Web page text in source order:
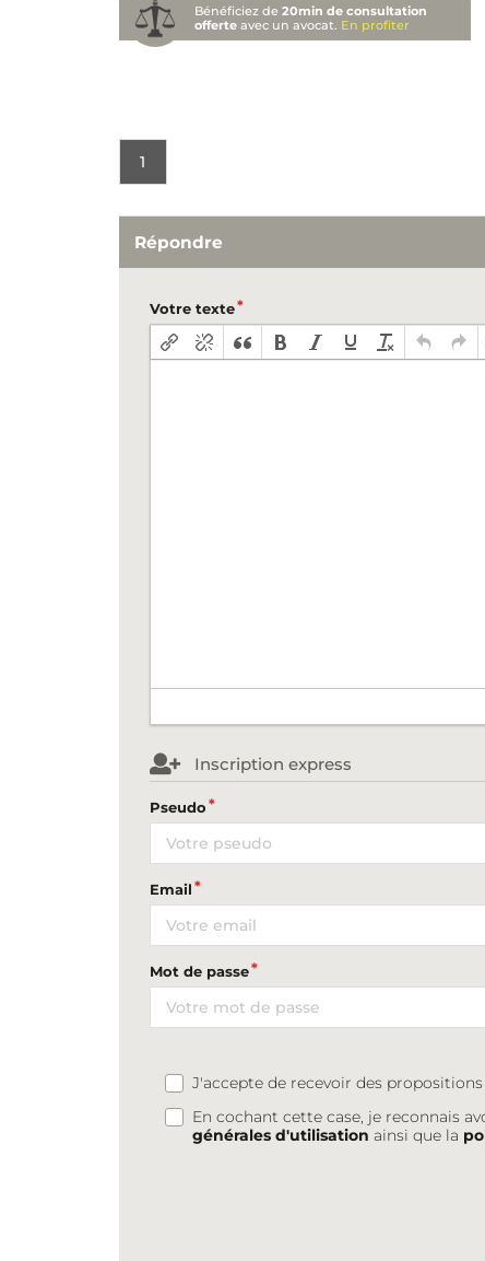
Bénéficiez de20min de consultation
offerte avec un avocat. En profiter
1
Répondre
Votre texte
Inscription express
Pseudo
Email
Mot de passe
J'accepte de recevoir des
En cochant cette case, je reconnais
générales d'utilisation ainsi que la